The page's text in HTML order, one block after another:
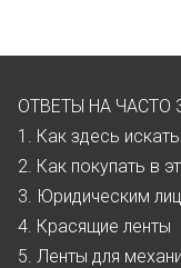
ОТВЕТЫ НА
1. Как здесь
2. Как покупать в
3. Юридическим
4. Красящие ленты
5. Ленты для